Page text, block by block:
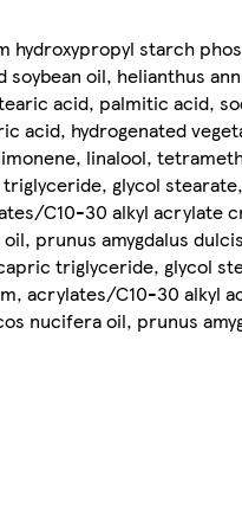
hydroxypropyl starch
oil, helianthus
acid, palmitic acid,
acid, hydrogenated
linalool,
glycol
C10-30 alkyl acrylate
prunus amygdalus
triglyceride, glycol
acrylates/C10-30 alkyl
nucifera oil, prunus